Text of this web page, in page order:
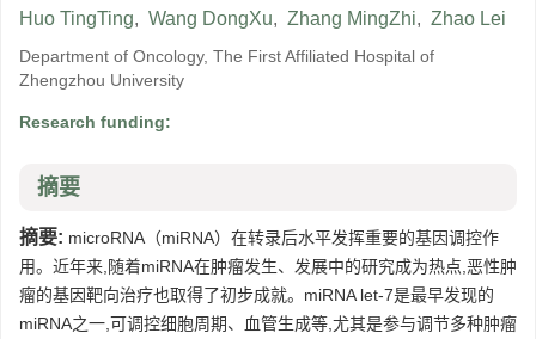
Huo TingTing, Wang DongXu, Zhang MingZhi, Zhao Lei
Department of Oncology, The First Affiliated Hospital of
Zhengzhou University
Research funding:
摘要
摘要: microRNA（miRNA）在转录后水平发挥重要的基因调控作
用。近年来,随着miRNA在肿瘤发生、发展中的研究成为热点,恶性肿
瘤的基因靶向治疗也取得了初步成就。miRNA let-7是最早发现的
miRNA之一,可调控细胞周期、血管生成等,尤其是参与调节多种肿瘤